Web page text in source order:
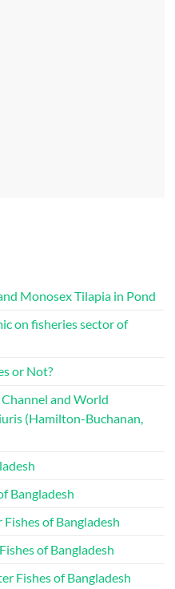
Monosex Tilapia in Pond
on fisheries sector of
or Not?
and World
(Hamilton-Buchanan,
Bangladesh
of Bangladesh
of Bangladesh
Fishes of Bangladesh